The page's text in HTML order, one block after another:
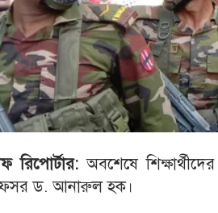
রিপোর্টার: অবশেষে
ড. আনারুল হক।